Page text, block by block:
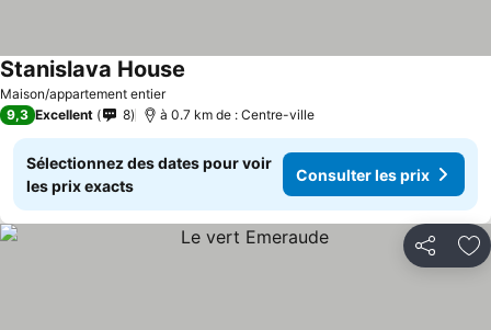
Maison/appartement entier
Stanislava House
9,3 Excellent 8 à 0.7 km de : Centre-ville
Sélectionnez des dates pour voir
les prix exacts
Consulter les prix
Partager